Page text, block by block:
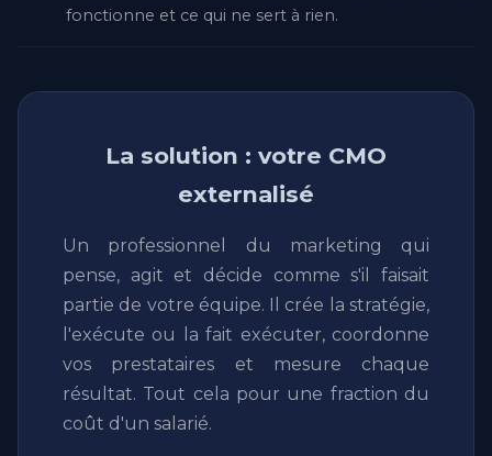
fonctionne et ce qui ne sert à rien.
La solution : votre CMO
externalisé
Un professionnel du marketing qui
pense, agit et décide comme s'il faisait
partie de votre équipe. Il crée la stratégie,
l'exécute ou la fait exécuter, coordonne
vos prestataires et mesure chaque
résultat. Tout cela pour une fraction du
coût d'un salarié.